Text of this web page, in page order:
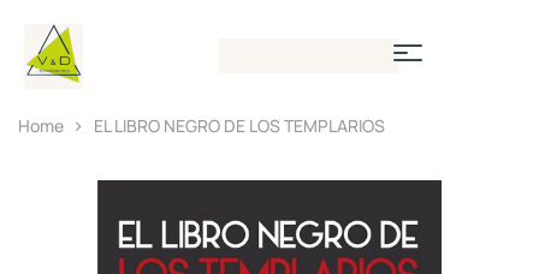
Home EL LIBRO NEGRO DE LOS TEMPLARIOS